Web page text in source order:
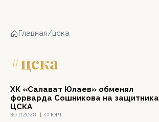
Главная/цска
#цска
30.11.2020 | СПОРТ
ХК «Салават Юлаев» обменял
форварда Сошникова на защитника
ЦСКА